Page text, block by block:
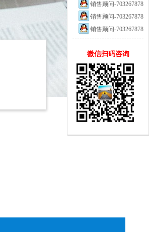
销售顾问-703267878
销售顾问-703267878
销售顾问-703267878
微信扫码咨询